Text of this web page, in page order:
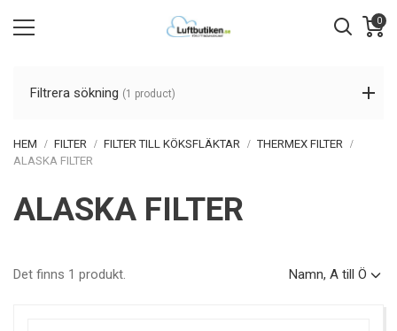
0
Filtrera sökning (1 product)
HEM FILTER FILTER TILL KÖKSFLÄKTAR
THERMEX FILTER
ALASKA FILTER
ALASKA FILTER
Det finns 1 produkt. Namn, A till Ö